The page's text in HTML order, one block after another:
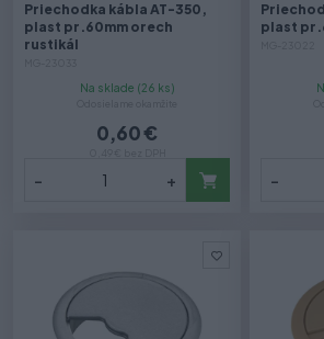
Priechodka kábla AT-350,
plast pr.60mm orech
rustikál
Na sklade (26 ks)
0,60 €
- +
plast
-